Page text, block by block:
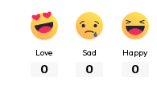
Love
0
Sad
0
Happy
0